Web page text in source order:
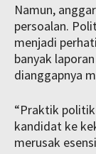
Namun,
persoalan.
menjadi
banyak
dianggapnya
“Praktik
kandidat ke
merusak